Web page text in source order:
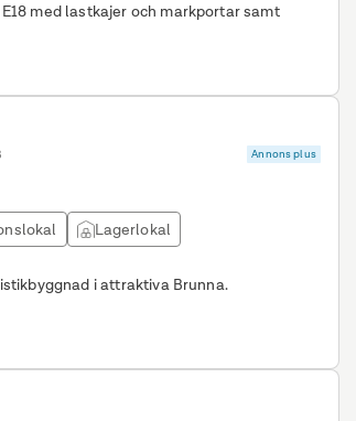
med lastkajer och markportar samt
Annons plus
Lagerlokal
i attraktiva Brunna.